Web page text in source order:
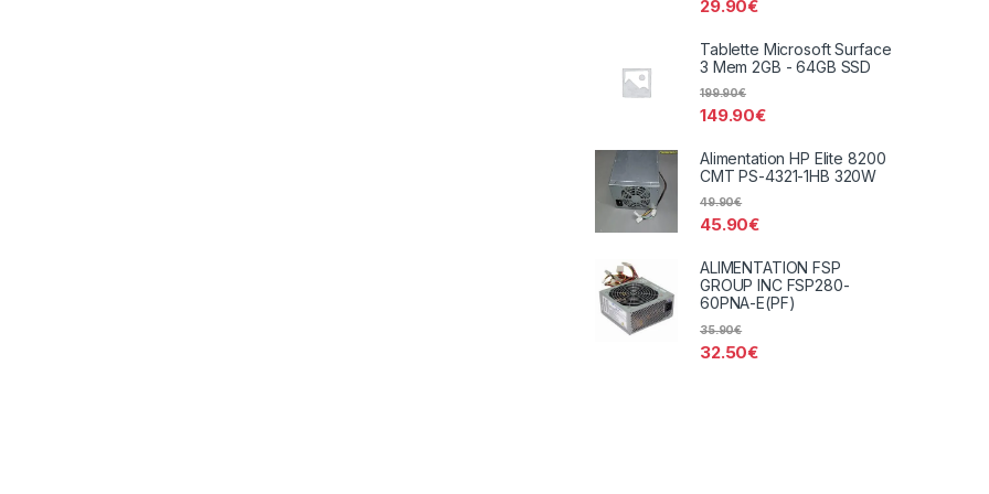
29.90€
Tablette Microsoft Surface
3 Mem 2GB - 64GB SSD
149.90€
199.90€
Alimentation HP Elite 8200
CMT PS-4321-1HB 320W
45.90€
49.90€
ALIMENTATION FSP
GROUP INC FSP280-
60PNA-E(PF)
32.50€
35.90€